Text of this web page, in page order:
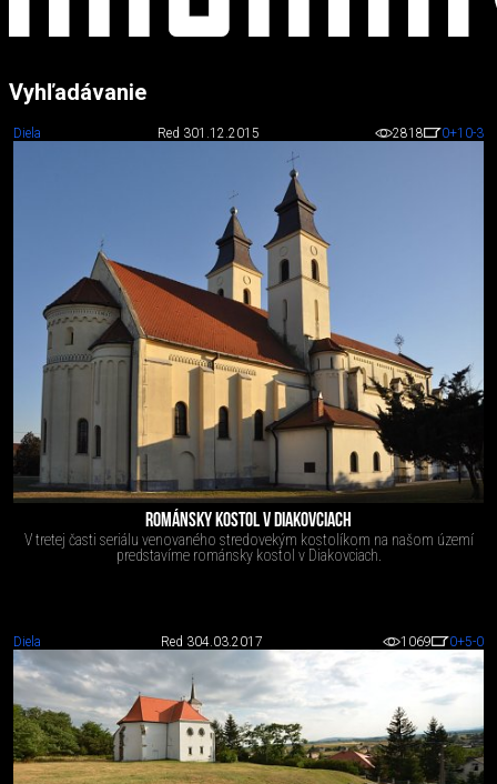
Vyhľadávanie
Diela Red 301.12.2015 2818 0+10-3
ROMÁNSKY KOSTOL V DIAKOVCIACH
V tretej časti seriálu venovaného stredovekým kostolíkom na našom území
predstavíme románsky kostol v Diakovciach.
Diela Red 304.03.2017 1069 0+5-0